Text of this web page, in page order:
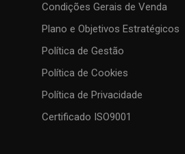
Condições Gerais de Venda
Plano e Objetivos Estratégicos
Política de Gestão
Política de Cookies
Política de Privacidade
Certificado ISO9001